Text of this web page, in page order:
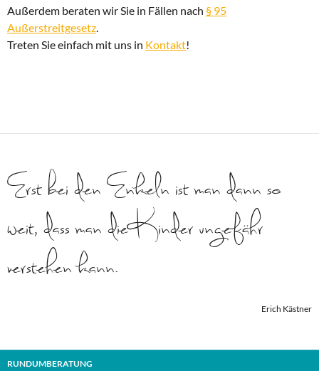
Außerdem beraten wir Sie in Fällen nach § 95
Außerstreitgesetz.
Treten Sie einfach mit uns in Kontakt!
Erst bei den Enkeln ist man dann so
weit, dass man die Kinder ungefähr
verstehen kann.
Erich Kästner
RUNDUMBERATUNG